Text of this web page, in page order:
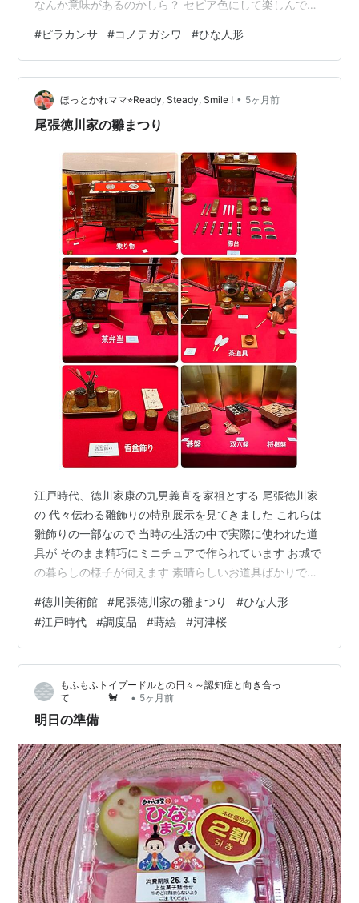
なんか意味があるのかしら？ セピア色にして楽しんでみ
でも撮って遊ぶ私です きれいに丸く仕立てたピラカン
サ、お見事ですね あるお店のショーウインドウに飾って
あったひな人形 素朴な感じが良いですね コブシの蕾も膨
らんできました コノテガシワに咲いてた小さなお花 こう
いうのを見つけるともう春が来たんだなと実感しますね
#ピラカンサ #コノテガシワ #ひな人形
ほっとかれママ⭐︎Ready, Steady, Smile ! • 5ヶ月前
尾張徳川家の雛まつり
江戸時代、徳川家康の九男義直を家祖とする 尾張徳川家
の 代々伝わる雛飾りの特別展示を見てきました これらは
雛飾りの一部なので 当時の生活の中で実際に使われた道
具が そのまま精巧にミニチュアで作られています お城で
の暮らしの様子が伺えます 素晴らしいお道具ばかりで驚
る櫛台(上段右)の くし、ヘラ、ブラシの数々 いつの時代
も女性の化粧道具は多いですね🤣💦 こちらは雛飾りでは
なく 本物の国宝「初音の調度」です！ 1639年、3代将軍
徳川家光の娘・千代姫が 尾張徳川家2代光友に嫁入りす
る際に 誂えられた婚礼調度です 純度の高い金粉や、地中
海産とされ…
#徳川美術館 #尾張徳川家の雛まつり #ひな人形
#江戸時代 #調度品 #蒔絵 #河津桜
もふもふトイプードルとの日々～認知症と向き合っ
て 🐩
• 5ヶ月前
明日の準備